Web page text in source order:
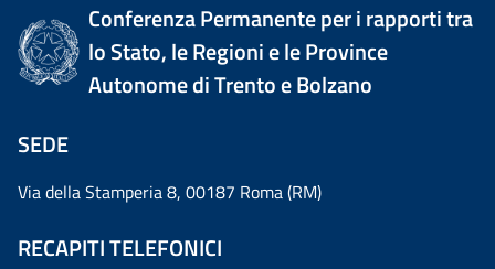
Conferenza Permanente per i rapporti tra
lo Stato, le Regioni e le Province
Autonome di Trento e Bolzano
SEDE
Via della Stamperia 8, 00187 Roma (RM)
RECAPITI TELEFONICI